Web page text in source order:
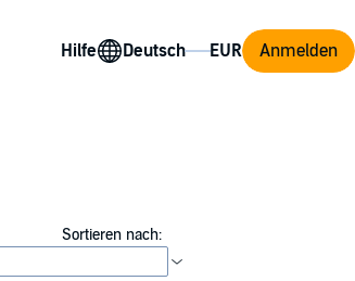
Hilfe Anmelden
Sortieren nach: